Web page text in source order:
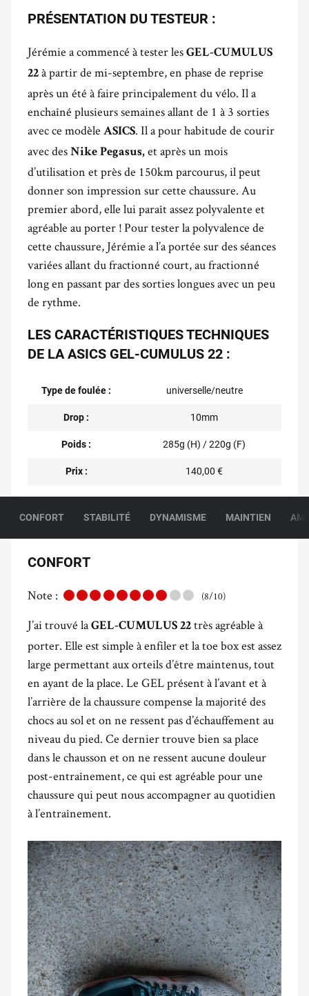
PRÉSENTATION DU TESTEUR :
Jérémie a commencé à tester les GEL-CUMULUS
22 à partir de mi-septembre, en phase de reprise
après un été à faire principalement du vélo. Il a
enchaîné plusieurs semaines allant de 1 à 3 sorties
avec ce modèle ASICS. Il a pour habitude de courir
avec des Nike Pegasus, et après un mois
d’utilisation et près de 150km parcourus, il peut
donner son impression sur cette chaussure. Au
premier abord, elle lui paraît assez polyvalente et
agréable au porter ! Pour tester la polyvalence de
cette chaussure, Jérémie a l’a portée sur des séances
variées allant du fractionné court, au fractionné
long en passant par des sorties longues avec un peu
de rythme.
LES CARACTÉRISTIQUES TECHNIQUES
DE LA ASICS GEL-CUMULUS 22 :
Type de foulée : universelle/neutre
Drop : 10mm
Poids : 285g (H) / 220g (F)
Prix : 140,00 €
CONFORT STABILITÉ DYNAMISME MAINTIEN
CONFORT
Note : (8/10)
J’ai trouvé laGEL-CUMULUS 22 très agréable à
porter. Elle est simple à enfiler et la toe box est assez
large permettant aux orteils d’être maintenus, tout
en ayant de la place. Le GEL présent à l’avant et à
l’arrière de la chaussure compense la majorité des
chocs au sol et on ne ressent pas d’échauffement au
niveau du pied. Ce dernier trouve bien sa place
dans le chausson et on ne ressent aucune douleur
post-entraînement, ce qui est agréable pour une
chaussure qui peut nous accompagner au quotidien
à l’entraînement.